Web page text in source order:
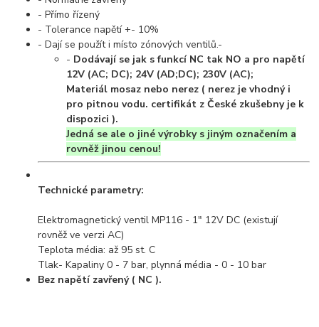
- Přímo řízený
- Tolerance napětí +- 10%
- Dají se použít i místo zónových ventilů.-
- Dodávají se jak s funkcí NC tak NO a pro napětí
12V (AC; DC); 24V (AD;DC); 230V (AC);
Materiál mosaz nebo nerez ( nerez je vhodný i
pro pitnou vodu. certifikát z České zkušebny je k
dispozici ).
Jedná se ale o jiné výrobky s jiným označením a
rovněž jinou cenou!
Technické parametry:
Elektromagnetický ventil MP116 - 1" 12V DC (existují
rovněž ve verzi AC)
Teplota média: až 95 st. C
Tlak- Kapaliny 0 - 7 bar, plynná média - 0 - 10 bar
Bez napětí zavřený ( NC ).